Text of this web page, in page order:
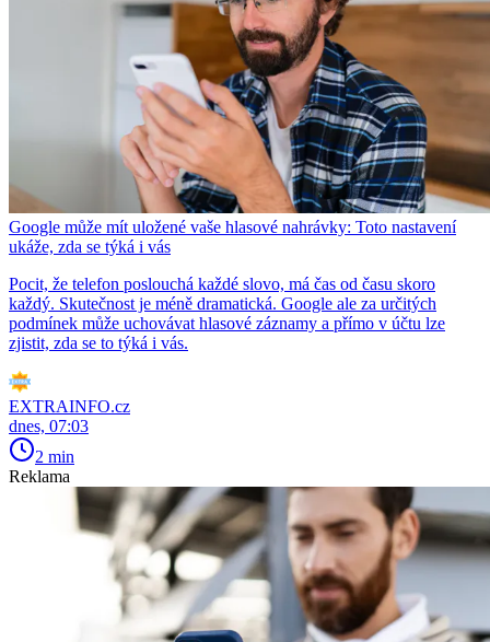
Google může mít uložené vaše hlasové nahrávky: Toto nastavení
ukáže, zda se týká i vás
Pocit, že telefon poslouchá každé slovo, má čas od času skoro
každý. Skutečnost je méně dramatická. Google ale za určitých
podmínek může uchovávat hlasové záznamy a přímo v účtu lze
zjistit, zda se to týká i vás.
EXTRAINFO.cz
dnes, 07:03
2 min
Reklama